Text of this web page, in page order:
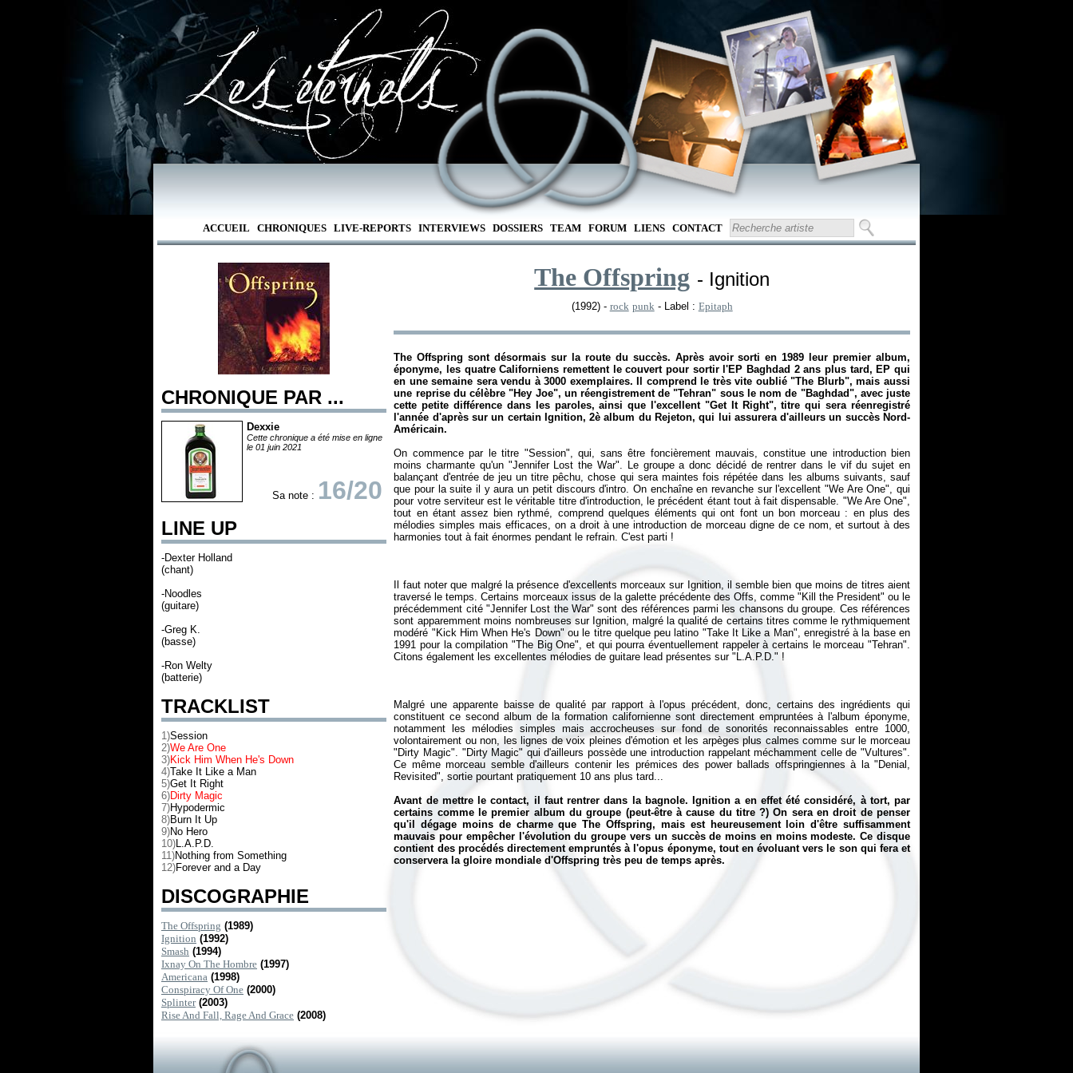
ACCUEIL CHRONIQUES LIVE-REPORTS INTERVIEWS DOSSIERS TEAM FORUM LIENS CONTACT
CHRONIQUE PAR ...
Dexxie
Cette chronique a été mise en ligne
le 01 juin 2021
Sa note : 16/20
LINE UP
-Dexter Holland
(chant)
-Noodles
(guitare)
-Greg K.
(basse)
-Ron Welty
(batterie)
TRACKLIST
1)Session
2)We Are One
3)Kick Him When He's Down
4)Take It Like a Man
5)Get It Right
6)Dirty Magic
7)Hypodermic
8)Burn It Up
9)No Hero
10)L.A.P.D.
11)Nothing from Something
12)Forever and a Day
DISCOGRAPHIE
The Offspring (1989)
Ignition (1992)
Smash (1994)
Ixnay On The Hombre (1997)
Americana (1998)
Conspiracy Of One (2000)
Splinter (2003)
Rise And Fall, Rage And Grace (2008)
The Offspring - Ignition
(1992) - rock punk - Label : Epitaph
The Offspring sont désormais sur la route du succès. Après avoir sorti en 1989 leur premier album,
éponyme, les quatre Californiens remettent le couvert pour sortir l'EP Baghdad 2 ans plus tard, EP qui
en une semaine sera vendu à 3000 exemplaires. Il comprend le très vite oublié "The Blurb", mais aussi
une reprise du célèbre "Hey Joe", un réengistrement de "Tehran" sous le nom de "Baghdad", avec juste
cette petite différence dans les paroles, ainsi que l'excellent "Get It Right", titre qui sera réenregistré
l'année d'après sur un certain Ignition, 2è album du Rejeton, qui lui assurera d'ailleurs un succès Nord-
Américain.
On commence par le titre "Session", qui, sans être foncièrement mauvais, constitue une introduction bien
moins charmante qu'un "Jennifer Lost the War". Le groupe a donc décidé de rentrer dans le vif du sujet en
balançant d'entrée de jeu un titre pêchu, chose qui sera maintes fois répétée dans les albums suivants, sauf
que pour la suite il y aura un petit discours d'intro. On enchaîne en revanche sur l'excellent "We Are One", qui
pour votre serviteur est le véritable titre d'introduction, le précédent étant tout à fait dispensable. "We Are One",
tout en étant assez bien rythmé, comprend quelques éléments qui ont font un bon morceau : en plus des
mélodies simples mais efficaces, on a droit à une introduction de morceau digne de ce nom, et surtout à des
Il faut noter que malgré la présence d'excellents morceaux sur Ignition, il semble bien que moins de titres aient
traversé le temps. Certains morceaux issus de la galette précédente des Offs, comme "Kill the President" ou le
précédemment cité "Jennifer Lost the War" sont des références parmi les chansons du groupe. Ces références
sont apparemment moins nombreuses sur Ignition, malgré la qualité de certains titres comme le rythmiquement
modéré "Kick Him When He's Down" ou le titre quelque peu latino "Take It Like a Man", enregistré à la base en
1991 pour la compilation "The Big One", et qui pourra éventuellement rappeler à certains le morceau "Tehran".
Malgré une apparente baisse de qualité par rapport à l'opus précédent, donc, certains des ingrédients qui
constituent ce second album de la formation californienne sont directement empruntées à l'album éponyme,
notamment les mélodies simples mais accrocheuses sur fond de sonorités reconnaissables entre 1000,
volontairement ou non, les lignes de voix pleines d'émotion et les arpèges plus calmes comme sur le morceau
"Dirty Magic". "Dirty Magic" qui d'ailleurs possède une introduction rappelant méchamment celle de "Vultures".
Ce même morceau semble d'ailleurs contenir les prémices des power ballads offspringiennes à la "Denial,
Revisited", sortie pourtant pratiquement 10 ans plus tard...
Avant de mettre le contact, il faut rentrer dans la bagnole.
Ignition a en effet été considéré, à tort, par
certains comme le premier album du groupe (peut-être à cause du titre ?) On sera en droit de penser
qu'il dégage moins de charme queThe Offspring, mais est heureusement loin d'être suffisamment
mauvais pour empêcher l'évolution du groupe vers un succès de moins en moins modeste. Ce disque
contient des procédés directement empruntés à l'opus éponyme, tout en évoluant vers le son qui fera et
conservera la gloire mondiale d'Offspring très peu de temps après.